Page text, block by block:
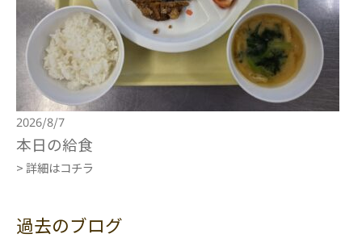
2026/8/7
本日の給食
> 詳細はコチラ
過去のブログ